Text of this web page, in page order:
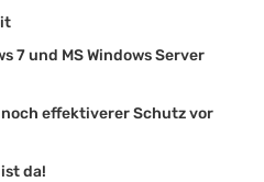
7 und MS Windows Server
noch effektiverer Schutz vor
da!